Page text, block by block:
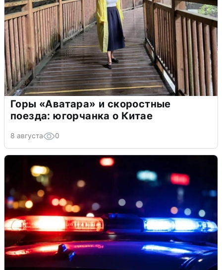
Горы «Аватара» и скоростные
поезда: югорчанка о Китае
8 августа 0